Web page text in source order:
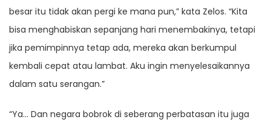
besar itu tidak akan pergi ke mana pun,” kata Zelos. “Kita
bisa menghabiskan sepanjang hari menembakinya, tetapi
jika pemimpinnya tetap ada, mereka akan berkumpul
kembali cepat atau lambat. Aku ingin menyelesaikannya
dalam satu serangan.”
“Ya… Dan negara bobrok di seberang perbatasan itu juga